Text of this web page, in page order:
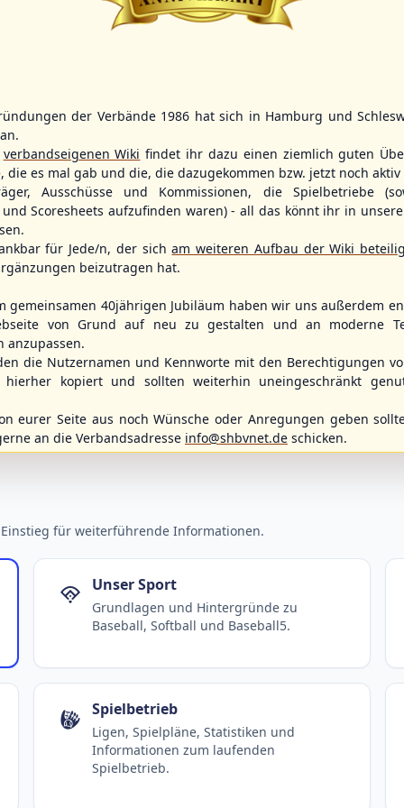
HHM2
Ballpark Langenhorst, Hamburg
TLU
Förde Ballpark (Kilia-Sportplätze), Kiel
Fehmarn Islanders Flensburg Baltics
Greifswald
für weiterführende Informationen.
Unser Sport
Grundlagen und Hintergründe zu
Baseball, Softball und Baseball5.
Spielbetrieb
Ligen, Spielpläne, Statistiken und
Informationen zum laufenden
Spielbetrieb.
der Verbände 1986 hat sich in Hamburg und
verbandseigenen Wiki findet ihr dazu einen ziemlich guten
die es mal gab und die, die dazugekommen bzw. jetzt noch
Ausschüsse und Kommissionen, die Spielbetriebe
und Scoresheets aufzufinden waren) - all das könnt ihr in
für Jede/n, der sicham weiteren Aufbau der Wiki
beizutragen hat.
gemeinsamen 40jährigen Jubiläum haben wir uns außerdem
von Grund auf neu zu gestalten und an moderne
anzupassen.
die Nutzernamen und Kennworte mit den Berechtigungen
hierher kopiert und sollten weiterhin uneingeschränkt
eurer Seite aus noch Wünsche oder Anregungen geben
an die Verbandsadresse info@shbvnet.de schicken.